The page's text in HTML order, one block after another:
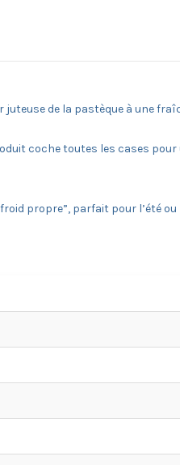
de la pastèque à une
coche toutes les cases pour
propre”, parfait pour l’été